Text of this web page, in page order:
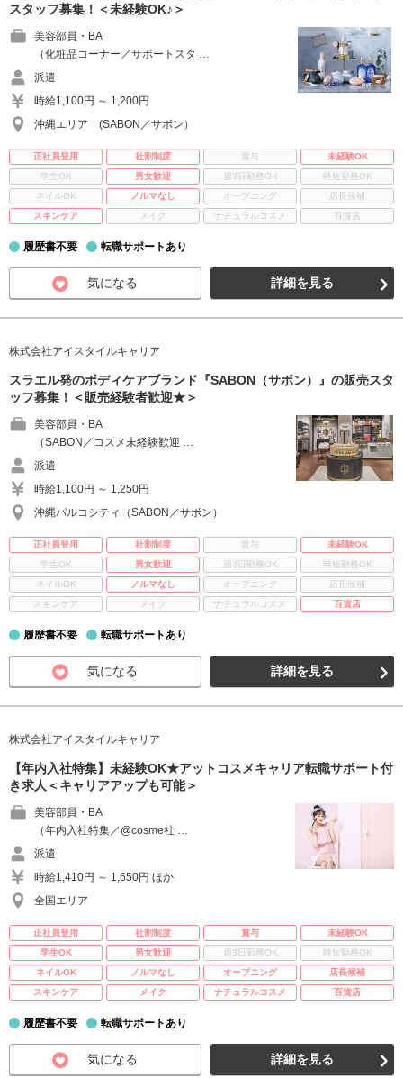
スタッフ募集！＜未経験OK♪＞
美容部員・BA
（化粧品コーナー／サポートスタ …
派遣
時給1,100円 ～ 1,200円
沖縄エリア (SABON／サボン）
正社員登用 社割制度 賞与
未経験OK
学生OK
男女歓迎 週3日勤務OK
時短勤務OK
ネイルOK
ノルマなし オープニング
店長候補
スキンケア
メイク ナチュラルコスメ 百貨店
履歴書不要 転職サポートあり
気になる 詳細を見る
株式会社アイスタイルキャリア
スラエル発のボディケアブランド『SABON（サボン）』の販売スタ
ッフ募集！＜販売経験者歓迎★＞
美容部員・BA
（SABON／コスメ未経験歓迎 …
派遣
時給1,100円 ～ 1,250円
沖縄パルコシティ（SABON／サボン）
正社員登用 社割制度 賞与
未経験OK
学生OK
男女歓迎 週3日勤務OK
時短勤務OK
ネイルOK
ノルマなし オープニング
店長候補
スキンケア
メイク ナチュラルコスメ 百貨店
履歴書不要 転職サポートあり
気になる 詳細を見る
株式会社アイスタイルキャリア
【年内入社特集】未経験OK★アットコスメキャリア転職サポート付
き求人＜キャリアアップも可能＞
美容部員・BA
（年内入社特集／@cosme社 …
派遣
時給1,410円 ～ 1,650円 ほか
全国エリア
正社員登用 社割制度 賞与
未経験OK
学生OK
男女歓迎 週3日勤務OK
時短勤務OK
ネイルOK
ノルマなし オープニング
店長候補
スキンケア
メイク ナチュラルコスメ 百貨店
履歴書不要 転職サポートあり
気になる 詳細を見る